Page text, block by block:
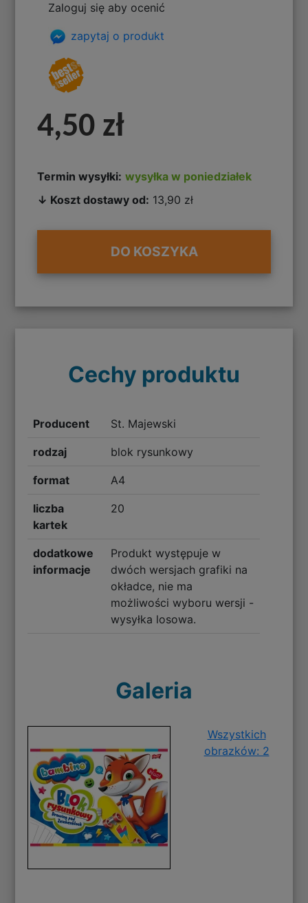
Zaloguj się aby ocenić
zapytaj o produkt
4,50 zł
Termin wysyłki: wysyłka w poniedziałek
↓ Koszt dostawy od: 13,90 zł
DO KOSZYKA
Cechy produktu
Producent St. Majewski
rodzaj blok rysunkowy
format A4
liczba
kartek
20
dodatkowe
informacje
Produkt występuje w
dwóch wersjach grafiki na
okładce, nie ma
możliwości wyboru wersji -
wysyłka losowa.
Galeria
Wszystkich
obrazków: 2